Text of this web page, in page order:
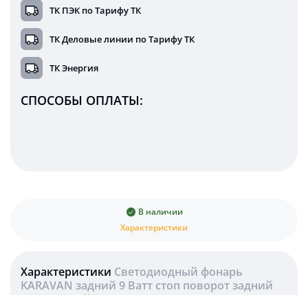
ТК ПЭК по Тарифу ТК
ТК Деловые линии по Тарифу ТК
ТК Энергия
СПОСОБЫ ОПЛАТЫ:
Характеристики
В наличии
Характеристики Светодиодный фонарь
KARAVAN задний 9 Ватт стоп поворот задний